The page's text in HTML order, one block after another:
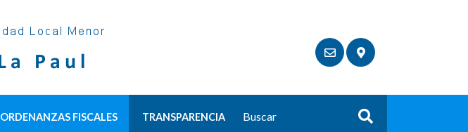
ORDENANZAS FISCALES TRANSPARENCIA Buscar